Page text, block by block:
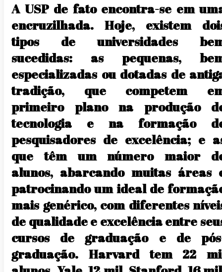
A USP de fato encontra-se em
encruzilhada. Hoje, existem
tipos de universidades
sucedidas: as pequenas,
especializadas ou dotadas de
tradição, que competem
primeiro plano na produção
tecnologia e na formação
pesquisadores de excelência; e
que têm um número maior
alunos, abarcando muitas áreas
patrocinando um ideal de
mais genérico, com diferentes
de qualidade e excelência entre
cursos de graduação e de
graduação. Harvard tem 22